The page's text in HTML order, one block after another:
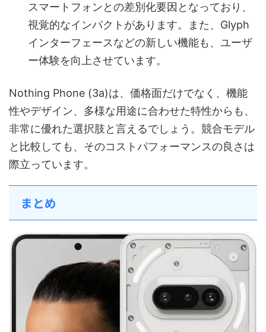
スマートフォンとの差別化要因となっており、
視覚的なインパクトがあります。また、Glyph
インターフェースなどの新しい機能も、ユーザ
ー体験を向上させています。
Nothing Phone (3a)は、価格面だけでなく、機能
性やデザイン、多様な用途に合わせた特性からも、
非常に優れた選択肢と言えるでしょう。競合モデル
と比較しても、そのコストパフォーマンスの良さは
際立っています。
まとめ